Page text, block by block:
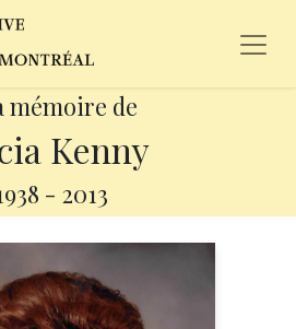
mémoire de
Kenny
- 2013